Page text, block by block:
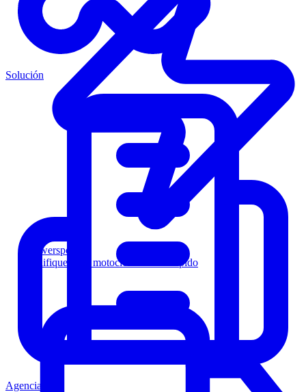
Powersports
Califique a los motociclistas más rápido
Solución
Agencia